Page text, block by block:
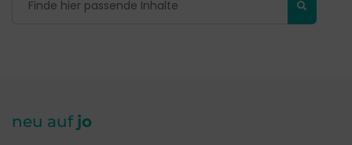
neu auf jo